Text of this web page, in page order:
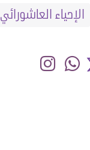
الإحياء العاشورائي